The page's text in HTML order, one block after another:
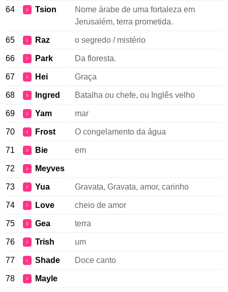
64 ♀ Tsion
Nome árabe de uma fortaleza em
Jerusalém, terra prometida.
65 ♀ Raz o segredo / mistério
66 ♀ Park Da floresta.
67 ♀ Hei Graça
68 ♀ Ingred Batalha ou chefe, ou Inglês velho
69 ♀ Yam mar
70 ♀ Frost O congelamento da água
71 ♀ Bie em
72 ♀ Meyves
73 ♀ Yua Gravata, Gravata, amor, carinho
74 ♀ Love cheio de amor
75 ♀ Gea terra
76 ♀ Trish um
77 ♀ Shade Doce canto
78 ♀ Mayle